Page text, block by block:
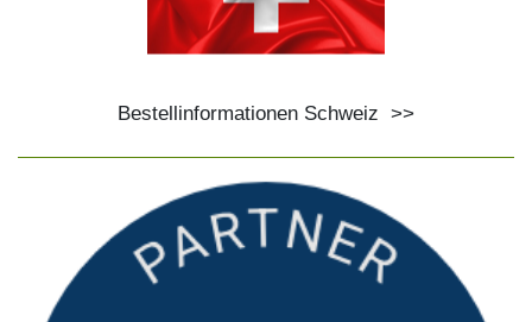
Bestellinformationen Schweiz >>